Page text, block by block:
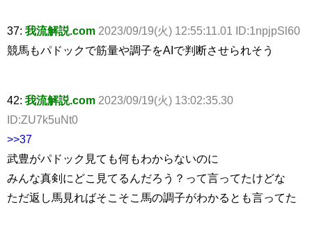
37: 我流解説.com 2023/09/19(火) 12:55:11.01 ID:1npjpSl60
競馬もパドックで筋量や調子をAIで判断させられそう
42: 我流解説.com 2023/09/19(火) 13:02:35.30
ID:ZU7k5uNt0
>>37
武豊がパドック見ても何もわからないのに
みんな真剣にどこ見てるんだろう？って言ってたけどな
ただ返し馬見ればそこそこ馬の調子がわかるとも言ってた